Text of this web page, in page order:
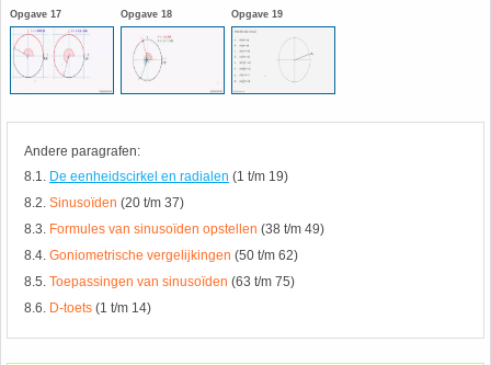
Opgave 17 Opgave 18 Opgave 19
Andere paragrafen:
8.1. De eenheidscirkel en radialen (1 t/m 19)
8.2. Sinusoïden (20 t/m 37)
8.3. Formules van sinusoïden opstellen (38 t/m 49)
8.4. Goniometrische vergelijkingen (50 t/m 62)
8.5. Toepassingen van sinusoïden (63 t/m 75)
8.6. D-toets (1 t/m 14)
(Nog geen toetsen)
20. Oppervlakte cilinder
22. Oppervlakte driehoek
23. Oppervlakte kegel